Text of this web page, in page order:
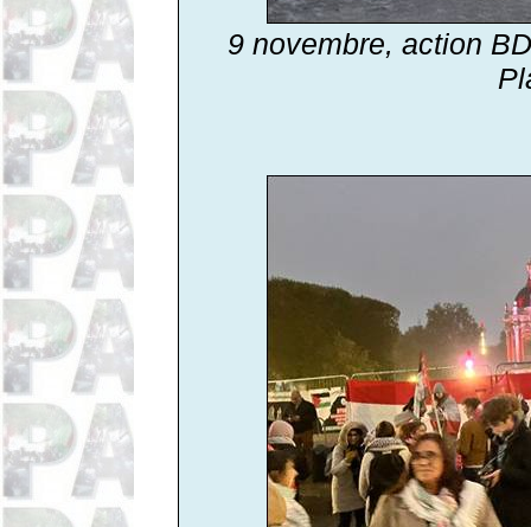
9 novembre, action